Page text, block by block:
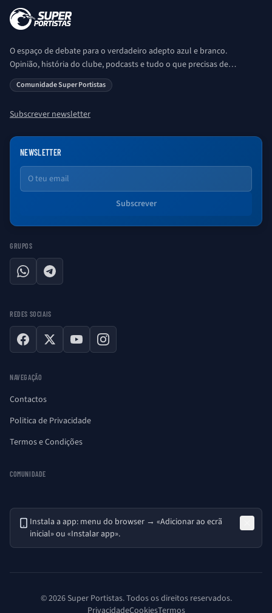
O espaço de debate para o verdadeiro adepto azul e branco.
Opinião, história do clube, podcasts e tudo o que precisas de
saber sobre o universo Porto. Ser Porto é aqui!
Comunidade Super Portistas
Subscrever newsletter
NEWSLETTER
Email
Subscrever
GRUPOS
WhatsAppTelegram
REDES SOCIAIS
Facebook
X YouTubeInstagram
NAVEGAÇÃO
Contactos
Politica de Privacidade
Termos e Condições
COMUNIDADE
Instala a app: menu do browser → «Adicionar ao ecrã
inicial» ou «Instalar app».
© 2026 Super Portistas. Todos os direitos reservados.